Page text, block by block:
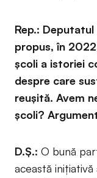
Rep.:
propus, în
școli a istoriei
despre care
reușită. Avem
școli?
D.Ș.: O bună
această